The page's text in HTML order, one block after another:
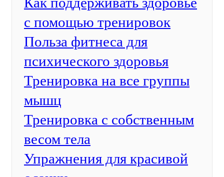
с помощью тренировок
Польза фитнеса для
психического здоровья
Тренировка на все группы
мышц
Тренировка с собственным
весом тела
Упражнения для красивой